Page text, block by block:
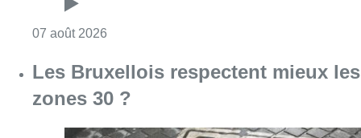
07 août 2026
Les Bruxellois respectent mieux les
zones 30 ?